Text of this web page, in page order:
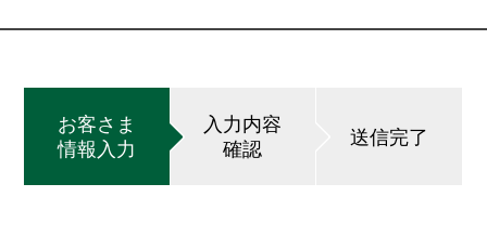
お客さま
情報入力
入力内容
確認
送信完了